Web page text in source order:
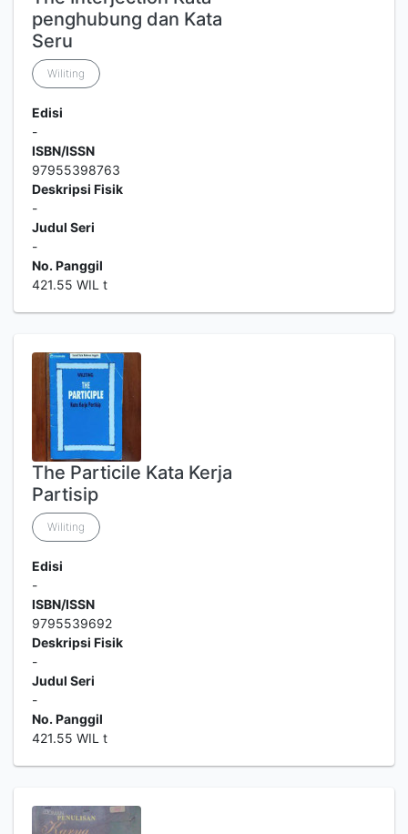
penghubung dan Kata
Seru
Wiliting
Edisi
-
ISBN/ISSN
97955398763
Deskripsi Fisik
-
Judul Seri
-
No. Panggil
421.55 WIL t
The Particile Kata Kerja
Partisip
Wiliting
Edisi
-
ISBN/ISSN
9795539692
Deskripsi Fisik
-
Judul Seri
-
No. Panggil
421.55 WIL t